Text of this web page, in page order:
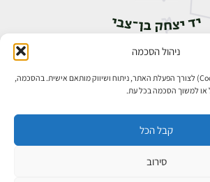
ניהול הסכמה
אנו משתמשים בעוגיות (Cookies) לצורך הפעלת האתר, ניתוח ושיווק מותאם אישית. בהסכמה,
או למשוך הסכמה בכל עת.
קבל הכל
סירוב
14, רחביה, ירושלים